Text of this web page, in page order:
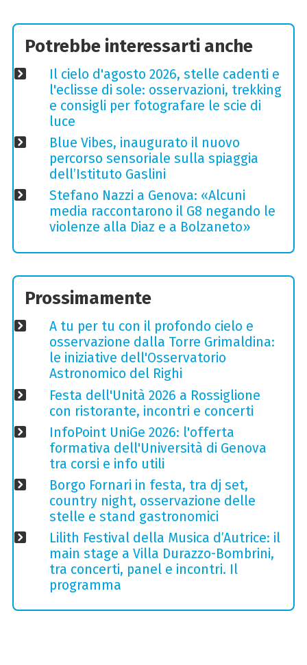
Potrebbe interessarti anche
Il cielo d'agosto 2026, stelle cadenti e
l'eclisse di sole: osservazioni, trekking
e consigli per fotografare le scie di
luce
Blue Vibes, inaugurato il nuovo
percorso sensoriale sulla spiaggia
dell’Istituto Gaslini
Stefano Nazzi a Genova: «Alcuni
media raccontarono il G8 negando le
violenze alla Diaz e a Bolzaneto»
Prossimamente
A tu per tu con il profondo cielo e
osservazione dalla Torre Grimaldina:
le iniziative dell'Osservatorio
Astronomico del Righi
Festa dell'Unità 2026 a Rossiglione
con ristorante, incontri e concerti
InfoPoint UniGe 2026: l'offerta
formativa dell'Università di Genova
tra corsi e info utili
Borgo Fornari in festa, tra dj set,
country night, osservazione delle
stelle e stand gastronomici
Lilith Festival della Musica d’Autrice: il
main stage a Villa Durazzo-Bombrini,
tra concerti, panel e incontri. Il
programma